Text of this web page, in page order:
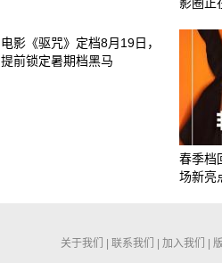
电影《驱咒》定档8月19日，
提前锁定暑期档黑马
春季档
场新亮
关于我们 联系我们 加入我们